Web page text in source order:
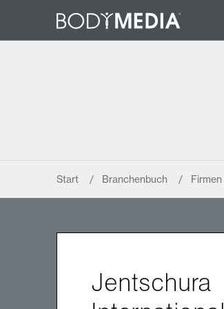
Start Branchenbuch Firmen
Jentschura